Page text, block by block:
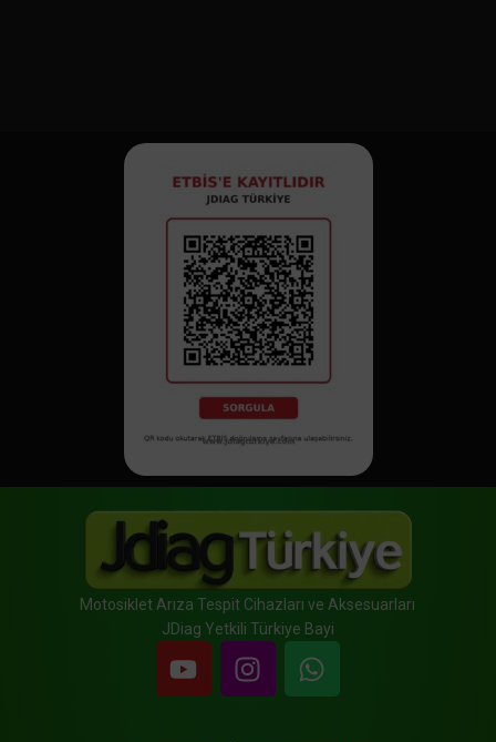
Motosiklet Arıza Tespit Cihazları ve Aksesuarları
JDiag Yetkili Türkiye Bayi